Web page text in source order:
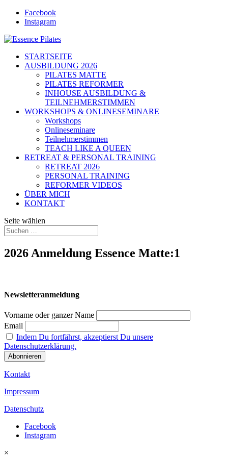
Facebook
Instagram
STARTSEITE
AUSBILDUNG 2026
PILATES MATTE
PILATES REFORMER
INHOUSE AUSBILDUNG &
TEILNEHMERSTIMMEN
WORKSHOPS & ONLINESEMINARE
Workshops
Onlineseminare
Teilnehmerstimmen
TEACH LIKE A QUEEN
RETREAT & PERSONAL TRAINING
RETREAT 2026
PERSONAL TRAINING
REFORMER VIDEOS
ÜBER MICH
KONTAKT
Seite wählen
2026 Anmeldung Essence Matte:1
Newsletteranmeldung
Vorname oder ganzer Name
Email
Indem Du fortfährst, akzeptierst Du unsere
Datenschutzerklärung.
Kontakt
Impressum
Datenschutz
Facebook
Instagram
×